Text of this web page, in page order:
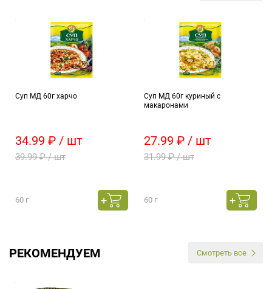
Суп МД 60г харчо
34.99 ₽ / шт
39.99 ₽ / шт
60 г
Суп МД 60г куриный с
макаронами
27.99 ₽ / шт
31.99 ₽ / шт
60 г
РЕКОМЕНДУЕМ Смотреть все